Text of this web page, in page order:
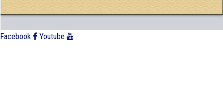
Facebook Youtube